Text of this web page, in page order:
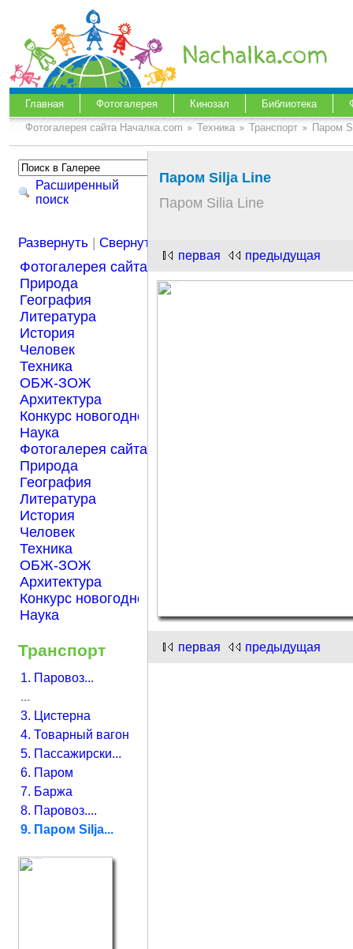
Главная Фотогалерея Кинозал Библиотека
Фотогалерея сайта Началка.com Техника Транспорт Паром
Расширенный
поиск
Развернуть |Свернуть
Фотогалерея сайта Началка.com
Природа
География
Литература
История
Человек
Техника
ОБЖ-ЗОЖ
Архитектура
Конкурс новогодней открытки "Нарисуем Новый
Наука
Фотогалерея сайта Началка.com
Природа
География
Литература
История
Человек
Техника
ОБЖ-ЗОЖ
Архитектура
Конкурс новогодней открытки "Нарисуем Новый
Наука
Транспорт
1. Паровоз...
...
3. Цистерна
4. Товарный вагон
5. Пассажирски...
6. Паром
7. Баржа
8. Паровоз....
9. Паром Silja...
Паром Silja Line
Паром Silia Line
первая предыдущая
первая предыдущая